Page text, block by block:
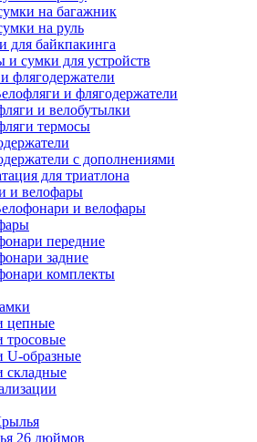
на багажник
на руль
для байкпакинга
и сумки для устройств
флягодержатели
и флягодержатели
и велобутылки
термосы
с дополнениями
для триатлона
и велофары
и велофары
передние
задние
комплекты
цепные
тросовые
U-образные
складные
26 дюймов